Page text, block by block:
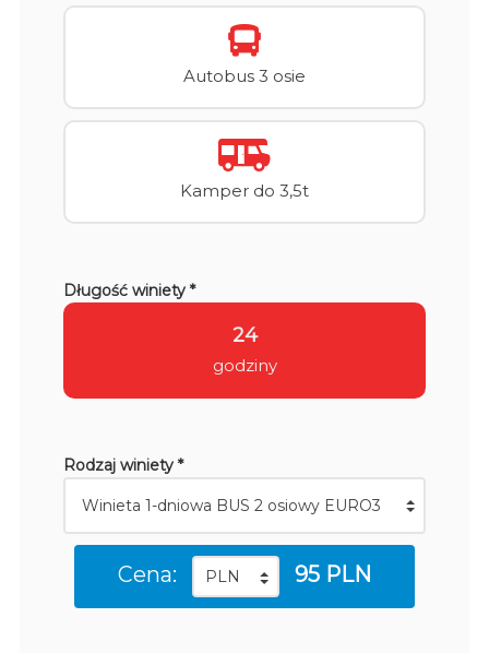
Autobus 3 osie
Kamper do 3,5t
Długość winiety *
24
godziny
Rodzaj winiety *
Cena: 95 PLN